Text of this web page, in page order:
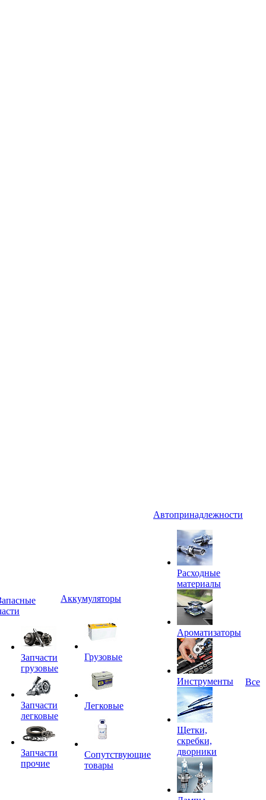
Запчасти
грузовые
Запчасти
легковые
Запчасти
прочие
Аккумуляторы
Грузовые
Легковые
Сопутствующие
товары
Автопринадлежности
Расходные
материалы
Ароматизаторы
Инструменты
Щетки,
скребки,
дворники
Все